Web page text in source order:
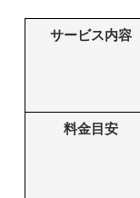
サービス内容
料金目安